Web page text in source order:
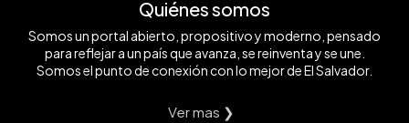
Quiénes somos
Somos un portal abierto, propositivo y moderno, pensado
para reflejar a un país que avanza, se reinventa y se une.
Somos el punto de conexión con lo mejor de El Salvador.
Ver mas ❯